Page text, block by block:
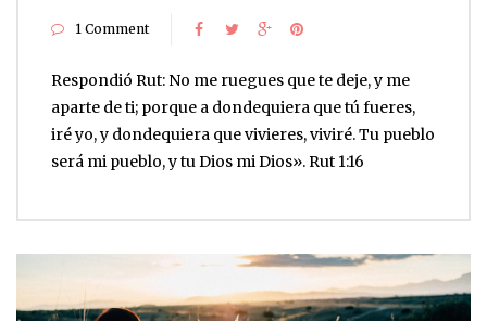
1 Comment
Respondió Rut: No me ruegues que te deje, y me
aparte de ti; porque a dondequiera que tú fueres,
iré yo, y dondequiera que vivieres, viviré. Tu pueblo